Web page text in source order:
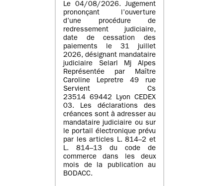
Le 04/08/2026. Jugement
prononçant l’ouverture
d’une procédure de
redressement judiciaire,
date de cessation des
paiements le 31 juillet
2026, désignant mandataire
judiciaire Selarl Mj Alpes
Représentée par Maître
Caroline Lepretre 49 rue
Servient Cs
23514 69442 Lyon CEDEX
03. Les déclarations des
créances sont à adresser au
mandataire judiciaire ou sur
le portail électronique prévu
par les articles L. 814–2 et
L. 814–13 du code de
commerce dans les deux
mois de la publication au
BODACC.